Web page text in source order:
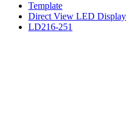
Template
Direct View LED Display
LD216-251